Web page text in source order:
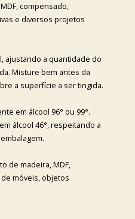
compensado,
e diversos projetos
ajustando a quantidade do
Misture bem antes da
a superfície a ser tingida.
em álcool 96° ou 99°.
álcool 46°, respeitando a
de madeira, MDF,
móveis, objetos